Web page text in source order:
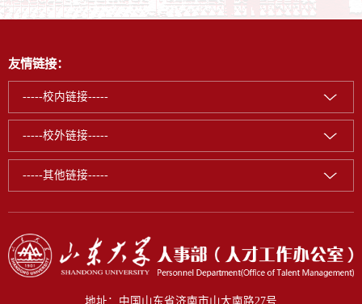
友情链接：
-----校内链接-----
-----校外链接-----
-----其他链接-----
地址：中国山东省济南市山大南路27号